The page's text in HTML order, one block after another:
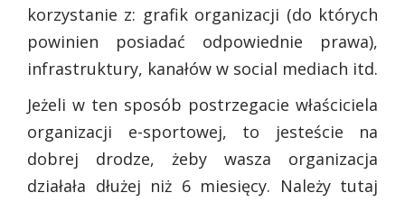
korzystanie z: grafik organizacji (do których
powinien posiadać odpowiednie prawa),
infrastruktury, kanałów w social mediach itd.
Jeżeli w ten sposób postrzegacie właściciela
organizacji e-sportowej, to jesteście na
dobrej drodze, żeby wasza organizacja
działała dłużej niż 6 miesięcy. Należy tutaj